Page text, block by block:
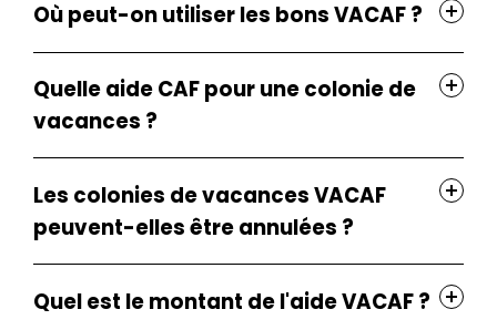
Où peut-on utiliser les bons VACAF ?
Quelle aide CAF pour une colonie de
vacances ?
L'Aide aux Vacances Familles (AVF)
Les colonies de vacances VACAF
peuvent-elles être annulées ?
Quel est le montant de l'aide VACAF ?